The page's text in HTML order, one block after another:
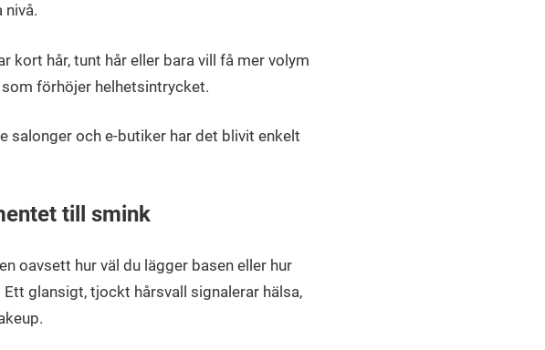
nivå.
kort hår, tunt hår eller bara vill få mer volym
förhöjer helhetsintrycket.
salonger och e-butiker har det blivit enkelt
till smink
oavsett hur väl du lägger basen eller hur
glansigt, tjockt hårsvall signalerar hälsa,